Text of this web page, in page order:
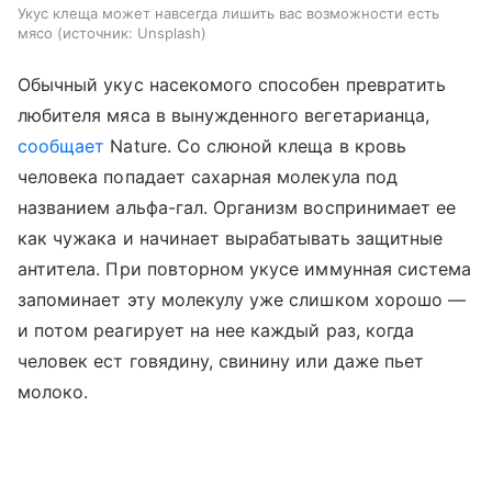
Укус клеща может навсегда лишить вас возможности есть
мясо
источник: Unsplash
Обычный укус насекомого способен превратить
любителя мяса в вынужденного вегетарианца,
сообщает Nature. Со слюной клеща в кровь
человека попадает сахарная молекула под
названием альфа-гал. Организм воспринимает ее
как чужака и начинает вырабатывать защитные
антитела. При повторном укусе иммунная система
запоминает эту молекулу уже слишком хорошо —
и потом реагирует на нее каждый раз, когда
человек ест говядину, свинину или даже пьет
молоко.